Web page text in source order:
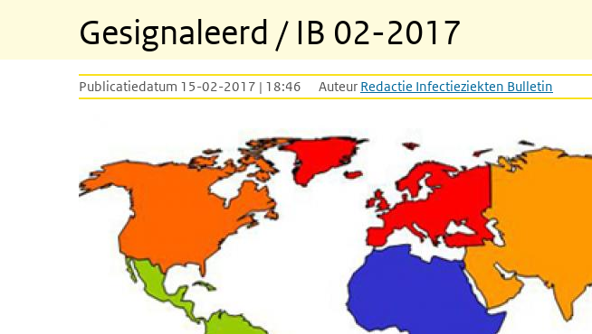
Gesignaleerd / IB 02-2017
Publicatiedatum 15-02-2017 | 18:46 Auteur Redactie Infectieziekten Bulletin